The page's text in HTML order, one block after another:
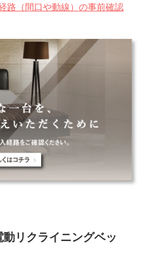
路（間口や動線）の事前確認
リクライニングベッ